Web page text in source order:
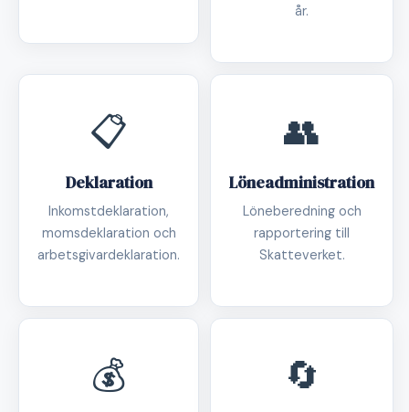
år.
📋
Deklaration
Inkomstdeklaration,
momsdeklaration och
arbetsgivardeklaration.
👥
Löneadministration
Löneberedning och
rapportering till
Skatteverket.
💰 🔄